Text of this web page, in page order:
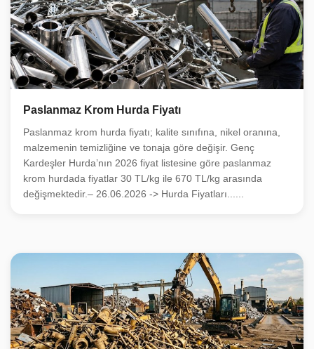
Paslanmaz Krom Hurda Fiyatı
Paslanmaz krom hurda fiyatı; kalite sınıfına, nikel oranına,
malzemenin temizliğine ve tonaja göre değişir. Genç
Kardeşler Hurda’nın 2026 fiyat listesine göre paslanmaz
krom hurdada fiyatlar 30 TL/kg ile 670 TL/kg arasında
değişmektedir.– 26.06.2026 -> Hurda Fiyatları......